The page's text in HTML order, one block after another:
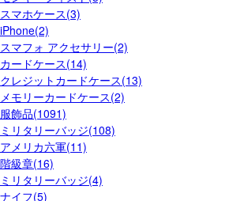
スマホケース(3)
iPhone(2)
スマフォ アクセサリー(2)
カードケース(14)
クレジットカードケース(13)
メモリーカードケース(2)
服飾品(1091)
ミリタリーバッジ(108)
アメリカ六軍(11)
階級章(16)
ミリタリーバッジ(4)
ナイフ(5)